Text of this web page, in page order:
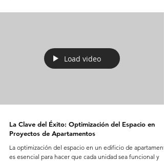
Load video
La Clave del Éxito: Optimización del Espacio en
Proyectos de Apartamentos
La optimización del espacio en un edificio de
es esencial para hacer que cada unidad sea funcional y